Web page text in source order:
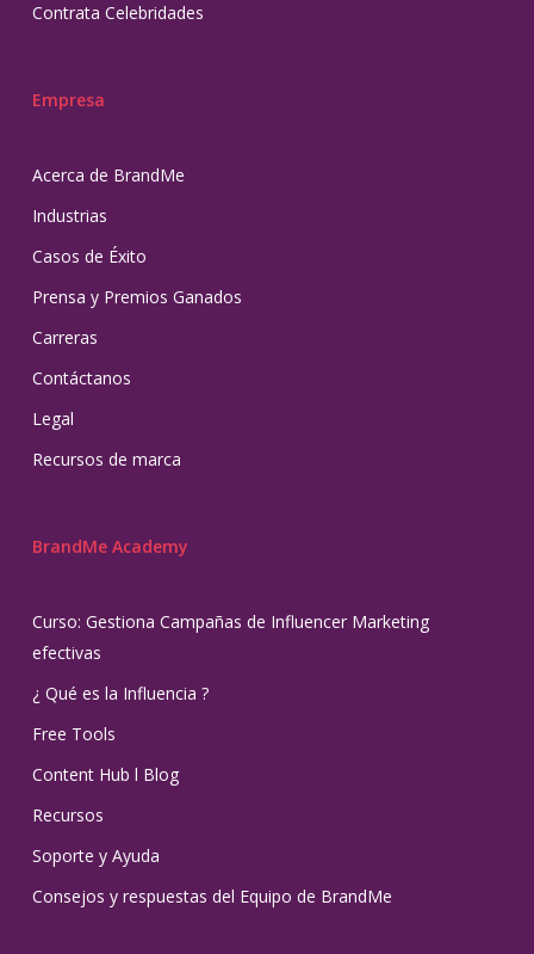
Contrata Celebridades
Empresa
Acerca de BrandMe
Industrias
Casos de Éxito
Prensa y Premios Ganados
Carreras
Contáctanos
Legal
Recursos de marca
BrandMe Academy
Curso: Gestiona Campañas de Influencer Marketing
efectivas
¿ Qué es la Influencia ?
Free Tools
Content Hub l Blog
Recursos
Soporte y Ayuda
Consejos y respuestas del Equipo de BrandMe